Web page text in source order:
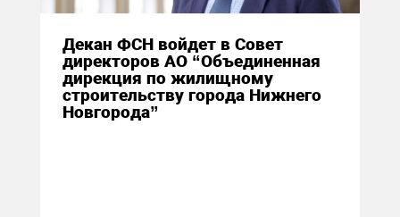
Декан ФСН войдет в Совет
директоров АО “Объединенная
дирекция по жилищному
строительству города Нижнего
Новгорода”